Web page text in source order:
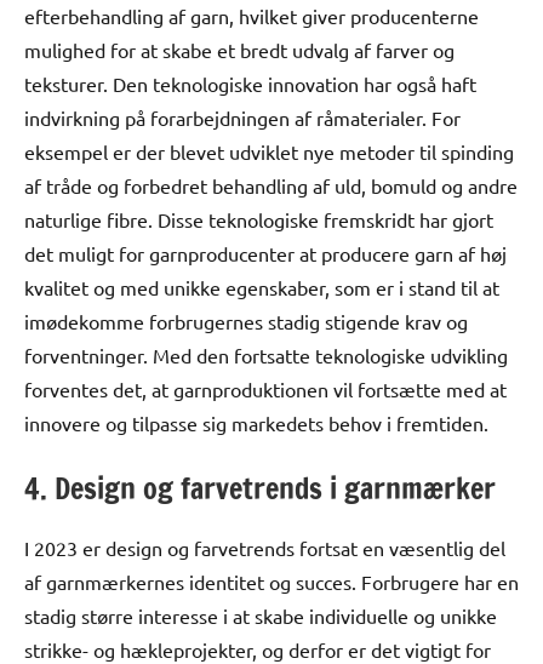
efterbehandling af garn, hvilket giver producenterne
mulighed for at skabe et bredt udvalg af farver og
teksturer. Den teknologiske innovation har også haft
indvirkning på forarbejdningen af råmaterialer. For
eksempel er der blevet udviklet nye metoder til spinding
af tråde og forbedret behandling af uld, bomuld og andre
naturlige fibre. Disse teknologiske fremskridt har gjort
det muligt for garnproducenter at producere garn af høj
kvalitet og med unikke egenskaber, som er i stand til at
imødekomme forbrugernes stadig stigende krav og
forventninger. Med den fortsatte teknologiske udvikling
forventes det, at garnproduktionen vil fortsætte med at
innovere og tilpasse sig markedets behov i fremtiden.
4. Design og farvetrends i garnmærker
I 2023 er design og farvetrends fortsat en væsentlig del
af garnmærkernes identitet og succes. Forbrugere har en
stadig større interesse i at skabe individuelle og unikke
strikke- og hækleprojekter, og derfor er det vigtigt for